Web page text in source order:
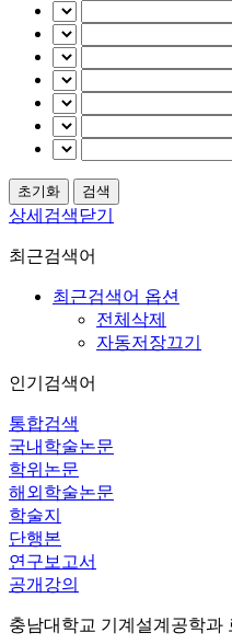
상세검색닫기
최근검색어
최근검색어 옵션
전체삭제
자동저장끄기
인기검색어
통합검색
국내학술논문
학위논문
해외학술논문
학술지
단행본
연구보고서
공개강의
충남대학교 기계설계공학과